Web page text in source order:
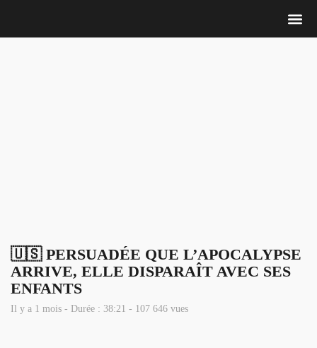
🇺🇸 PERSUADÉE QUE L’APOCALYPSE
ARRIVE, ELLE DISPARAÎT AVEC SES
ENFANTS
Il y a 1 mois - Durée : 38:21 - 107 646 vues